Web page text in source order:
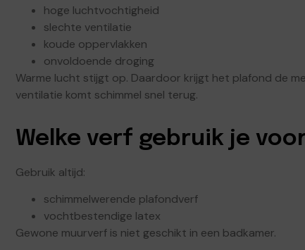
hoge luchtvochtigheid
slechte ventilatie
koude oppervlakken
onvoldoende droging
Warme lucht stijgt op. Daardoor krijgt het plafond de
ventilatie komt schimmel snel terug.
Welke verf gebruik je
Gebruik altijd:
schimmelwerende plafondverf
vochtbestendige latex
Gewone muurverf is niet geschikt in een badkamer.